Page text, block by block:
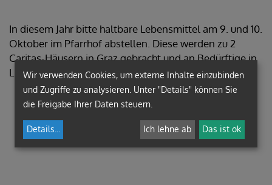
In diesem Jahr bitte haltbare Lebensmittel am 9. und 10.
Oktober im Pfarrhof abstellen. Diese werden zu 2
Caritas-Häusern in Graz gebracht und an Bedürftige in
Lieboch gegeben.
Wir verwenden Cookies, um externe Inhalte einzubinden
und Zugriffe zu analysieren. Unter "Details" können Sie
die Freigabe Ihrer Daten steuern.
Details Ich lehne ab Das ist ok